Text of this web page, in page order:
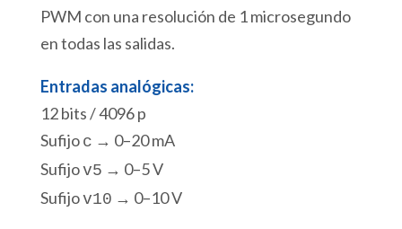
PWM con una resolución de 1 microsegundo
en todas las salidas.
Entradas analógicas:
12 bits / 4096 p
Sufijo c → 0–20 mA
Sufijov5 → 0–5 V
Sufijov10 → 0–10 V